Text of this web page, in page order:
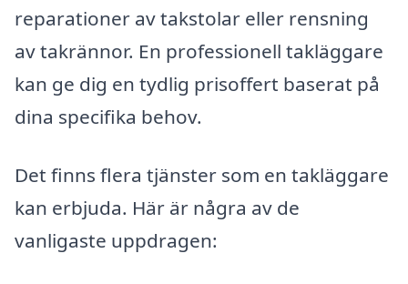
reparationer av takstolar eller rensning
av takrännor. En professionell takläggare
kan ge dig en tydlig prisoffert baserat på
dina specifika behov.
Det finns flera tjänster som en takläggare
kan erbjuda. Här är några av de
vanligaste uppdragen: